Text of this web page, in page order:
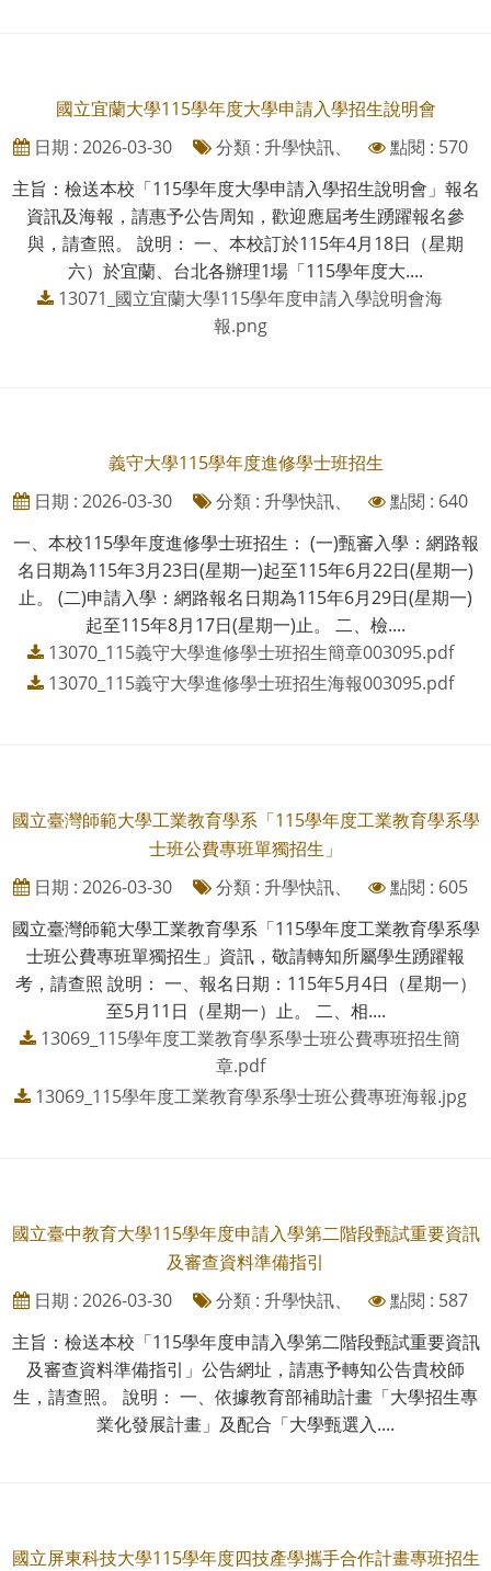
國立宜蘭大學115學年度大學申請入學招生說明會
日期 : 2026-03-30
分類 : 升學快訊、
點閱 : 570
主旨：檢送本校「115學年度大學申請入學招生說明會」報名
資訊及海報，請惠予公告周知，歡迎應屆考生踴躍報名參
與，請查照。 說明： 一、本校訂於115年4月18日（星期
六）於宜蘭、台北各辦理1場「115學年度大....
13071_國立宜蘭大學115學年度申請入學說明會海
報.png
義守大學115學年度進修學士班招生
日期 : 2026-03-30
分類 : 升學快訊、
點閱 : 640
一、本校115學年度進修學士班招生： (一)甄審入學：網路報
名日期為115年3月23日(星期一)起至115年6月22日(星期一)
止。 (二)申請入學：網路報名日期為115年6月29日(星期一)
起至115年8月17日(星期一)止。 二、檢....
13070_115義守大學進修學士班招生簡章003095.pdf
13070_115義守大學進修學士班招生海報003095.pdf
國立臺灣師範大學工業教育學系「115學年度工業教育學系學
士班公費專班單獨招生」
日期 : 2026-03-30
分類 : 升學快訊、
點閱 : 605
國立臺灣師範大學工業教育學系「115學年度工業教育學系學
士班公費專班單獨招生」資訊，敬請轉知所屬學生踴躍報
考，請查照 說明： 一、報名日期：115年5月4日（星期一）
至5月11日（星期一）止。 二、相....
13069_115學年度工業教育學系學士班公費專班招生簡
章.pdf
13069_115學年度工業教育學系學士班公費專班海報.jpg
國立臺中教育大學115學年度申請入學第二階段甄試重要資訊
及審查資料準備指引
日期 : 2026-03-30
分類 : 升學快訊、
點閱 : 587
主旨：檢送本校「115學年度申請入學第二階段甄試重要資訊
及審查資料準備指引」公告網址，請惠予轉知公告貴校師
生，請查照。 說明： 一、依據教育部補助計畫「大學招生專
業化發展計畫」及配合「大學甄選入....
國立屏東科技大學115學年度四技產學攜手合作計畫專班招生